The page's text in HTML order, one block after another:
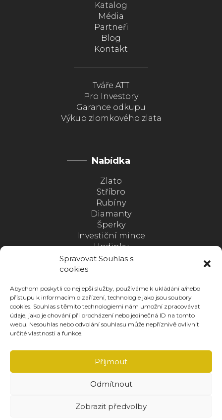
Spravovat Souhlas s
cookies
Abychom poskytli co nejlepší služby, používáme k ukládání a/nebo
přístupu k informacím o zařízení, technologie jako jsou soubory
cookies. Souhlas s těmito technologiemi nám umožní zpracovávat
údaje, jako je chování při procházení nebo jedinečná ID na tomto
webu. Nesouhlas nebo odvolání souhlasu může nepříznivě ovlivnit
určité vlastnosti a funkce.
Příjmout
Odmítnout
Zobrazit předvolby
Katalog
Média
Partneři
Blog
Kontakt
Tváře ATT
Pro Investory
Garance odkupu
Výkup zlomkového zlata
Nabídka
Zlato
Stříbro
Rubíny
Diamanty
Šperky
Investiční mince
Hodinky
Medaile
Postupný nákup kovů
SLEDUJTE NÁS
Stahujte ZDARMA naši novou aplikaci